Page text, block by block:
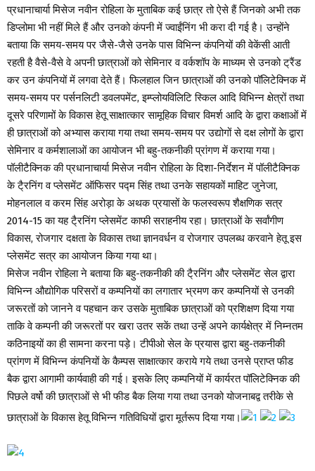
प्रधानाचार्या मिसेज नवीन रोहिला के मुताबिक कई छात्र तो ऐसे हैं जिनको अभी तक
डिप्लोमा भी नहीं मिले हैं और उनको कंपनी में ज्वाईंनिंग भी करा दी गई है। उन्होंने
बताया कि समय-समय पर जैसे-जैसे उनके पास विभिन्न कंपनियों की वेकेंसी आती
रहती है वैसे-वैसे वे अपनी छात्राओं को सेमिनार व वर्कशॉप के माध्यम से उनको ट्रैंड
कर उन कंपनियों में लगवा देते हैं। फिलहाल जिन छात्राओं की उनको पॉलिटेक्निक में
समय-समय पर पर्सनलिटी डवलपमेंट, इम्प्लोयविलिटि स्किल आदि विभिन्न क्षेत्रों तथा
दूसरे परिणामों के विकास हेतू साक्षात्कार सामूहिक विचार विमर्श आदि के द्वारा कक्षाओं में
ही छात्राओं को अभ्यास कराया गया तथा समय-समय पर उद्योगों से दक्ष लोगों के द्वारा
सेमिनार व कर्मशालाओं का आयोजन भी बहु-तकनीकी प्रांगण में कराया गया।
पॉलीटैक्निक की प्रधानाचार्या मिसेज नवीन रोहिला के दिशा-निर्देशन में पॉलीटैक्निक
के टै्रनिंग व प्लेसमेंट ऑफिसर पद्म सिंह तथा उनके सहायकों माहिट जुनेजा,
मोहनलाल व करम सिंह अरोड़ा के अथक प्रयासों के फलस्वरूप शैक्षणिक सत्र
2014-15 का यह टै्रनिंग प्लेसमेंट काफी सराहनीय रहा। छात्राओं के सर्वांगीण
विकास, रोजगार दक्षता के विकास तथा ज्ञानवर्धन व रोजगार उपलब्ध करवाने हेतू इस
प्लेसमेंट सत्र का आयोजन किया गया था।
मिसेज नवीन रोहिला ने बताया कि बहु-तकनीकी की टै्रनिंग और प्लेसमेंट सेल द्वारा
विभिन्न औद्योगिक परिसरों व कम्पनियों का लगातार भ्रमण कर कम्पनियों से उनकी
जरूरतों को जानने व पहचान कर उसके मुताबिक छात्राओं को प्रशिक्षण दिया गया
ताकि वे कम्पनी की जरूरतों पर खरा उतर सकें तथा उन्हें अपने कार्यक्षेत्र में निम्नतम
कठिनाइयों का ही सामना करना पड़े। टीपीओ सेल के प्रयास द्वारा बहु-तकनीकी
प्रांगण में विभिन्न कंपनियों के कैम्पस साक्षात्कार कराये गये तथा उनसे प्राप्त फीड
बैक द्वारा आगामी कार्यवाही की गई। इसके लिए कम्पनियों में कार्यरत पॉलिटेक्निक की
पिछले वर्षो की छात्राओं से भी फीड बैक लिया गया तथा उनको योजनाबद्व तरीके से
छात्राओं के विकास हेतू विभिन्न गतिविधियों द्वारा मूर्तरूप दिया गया।